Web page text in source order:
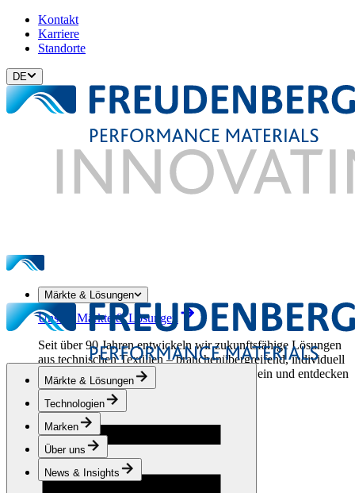
Kontakt
Karriere
Standorte
DE
Märkte & Lösungen
Unsere Märkte & Lösungen
Seit über 90 Jahren entwickeln wir zukunftsfähige Lösungen
aus technischen Textilien – branchenübergreifend, individuell
und mit technologischer Tiefe. Tauchen Sie ein und entdecken
unsere vielfältigen Anwendungen.
Bekleidung & Schuhe
Mode
Sportbekleidung
Schuhe
Hobbyschneiderei
Märkte & Lösungen
Technologien
Marken
Über uns
News & Insights